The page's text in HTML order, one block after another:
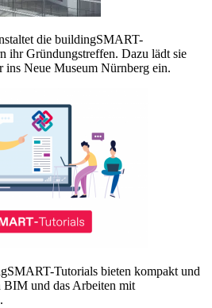
die buildingSMART-
ihr Gründungstreffen. Dazu lädt sie
ins Neue Museum Nürnberg ein.
Tutorials bieten kompakt und
und das Arbeiten mit